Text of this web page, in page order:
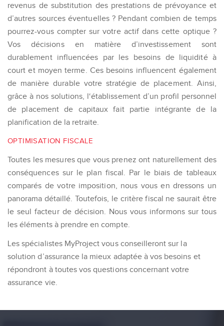
revenus de substitution des prestations de prévoyance et
d’autres sources éventuelles ? Pendant combien de temps
pourrez-vous compter sur votre actif dans cette optique ?
Vos décisions en matière d’investissement sont
durablement influencées par les besoins de liquidité à
court et moyen terme. Ces besoins influencent également
de manière durable votre stratégie de placement. Ainsi,
grâce à nos solutions, l‘établissement d’un profil personnel
de placement de capitaux fait partie intégrante de la
planification de la retraite.
OPTIMISATION FISCALE
Toutes les mesures que vous prenez ont naturellement des
conséquences sur le plan fiscal. Par le biais de tableaux
comparés de votre imposition, nous vous en dressons un
panorama détaillé. Toutefois, le critère fiscal ne saurait être
le seul facteur de décision. Nous vous informons sur tous
les éléments à prendre en compte.
Les spécialistes MyProject vous conseilleront sur la
solution d’assurance la mieux adaptée à vos besoins et
répondront à toutes vos questions concernant votre
assurance vie.